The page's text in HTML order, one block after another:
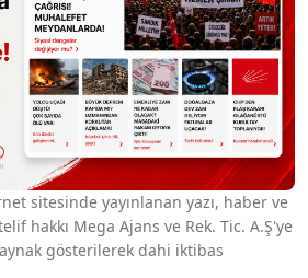
sitesinde yayınlanan yazı, haber ve
hakkı Mega Ajans ve Rek. Tic. A.Ş'ye
gösterilerek dahi iktibas